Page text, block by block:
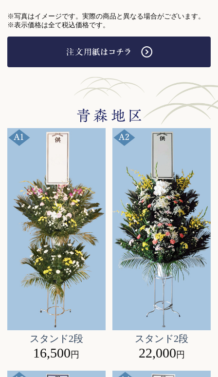
※写真はイメージです。実際の商品と異なる場合がございます。
※表示価格は全て税込価格です。
スタンド2段
16,500円
スタンド2段
22,000円